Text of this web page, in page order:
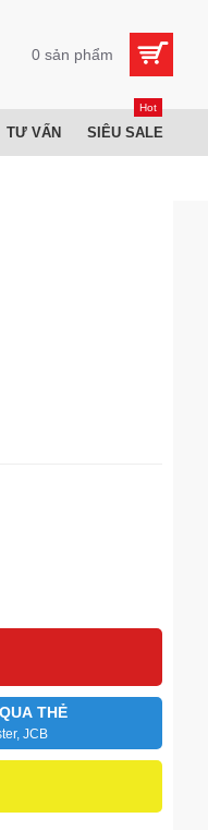
0 sản phẩm
TƯ VẤN SIÊU SALE
Hot
THẺ
JCB